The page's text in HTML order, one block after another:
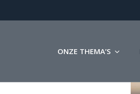
ONZE THEMA’S